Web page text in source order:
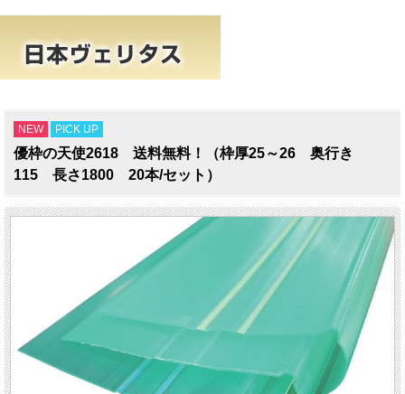
NEW PICK UP
優枠の天使2618 送料無料！（枠厚25～26 奥行き
115 長さ1800 20本/セット）